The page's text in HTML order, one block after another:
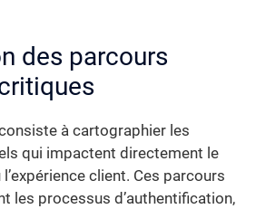
des parcours
à cartographier les
qui impactent directement le
client. Ces parcours
les processus d’authentification,